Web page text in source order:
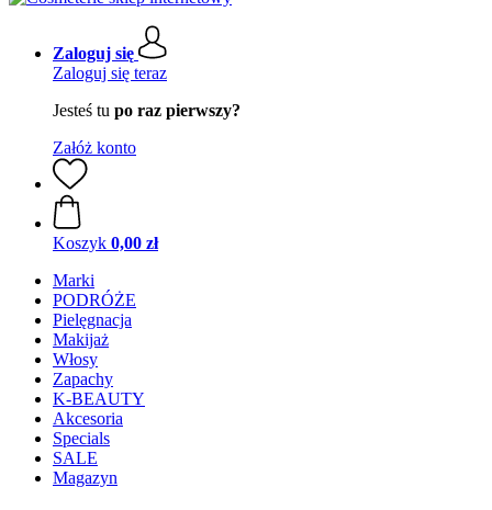
Zaloguj się
Zaloguj się teraz
Jesteś tu po raz pierwszy?
Załóż konto
Koszyk 0,00 zł
Marki
PODRÓŻE
Pielęgnacja
Makijaż
Włosy
Zapachy
K-BEAUTY
Akcesoria
Specials
SALE
Magazyn